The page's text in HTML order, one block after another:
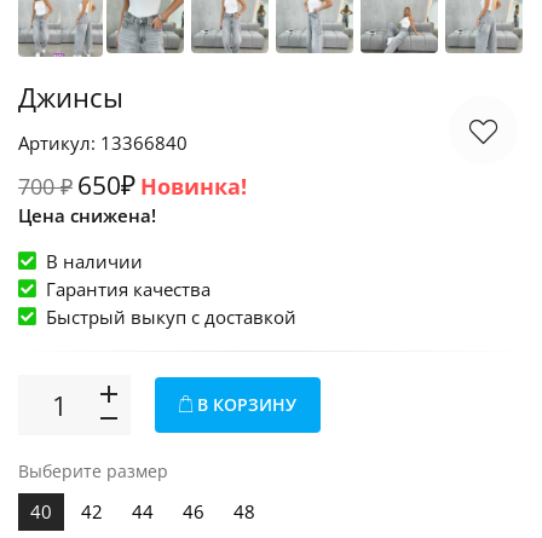
Джинсы
Артикул: 13366840
700 ₽ 650₽ Новинка!
Цена снижена!
В наличии
Гарантия качества
Быстрый выкуп c доставкой
В КОРЗИНУ
Выберите размер
40 42 44 46 48